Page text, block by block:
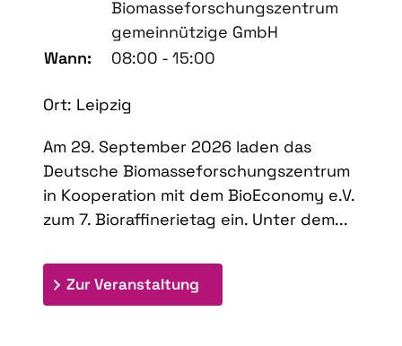
Biomasseforschungszentrum
gemeinnützige GmbH
Wann:
08:00 - 15:00
Ort: Leipzig
Am 29. September 2026 laden das
Deutsche Biomasseforschungszentrum
in Kooperation mit dem BioEconomy e.V.
zum 7. Bioraffinerietag ein. Unter dem...
Zur Veranstaltung